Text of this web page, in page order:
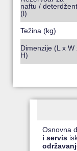
naftu / deterdžent
(l)
Težina (kg)
Dimenzije (L x W
H)
Osnovna
i servis